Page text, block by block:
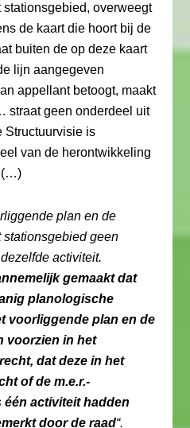
overweegt
de kaart die hoort bij de
buiten de op deze kaart
lijn aangegeven
appellant betoogt, maakt
straat geen onderdeel uit
Structuurvisie is
van de herontwikkeling
(…)
plan en de
geen
activiteit.
gemaakt dat
planologische
voorliggende plan en de
voorzien in het
dat deze in het
of de m.e.r.-
activiteit hadden
door de raad“.